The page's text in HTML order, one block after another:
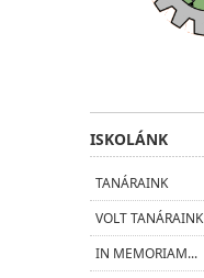
ISKOLÁNK
TANÁRAINK
VOLT TANÁRAINK
IN MEMORIAM...